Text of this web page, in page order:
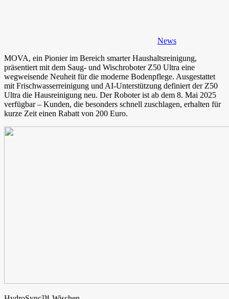
News
MOVA, ein Pionier im Bereich smarter Haushaltsreinigung,
präsentiert mit dem Saug- und Wischroboter Z50 Ultra eine
wegweisende Neuheit für die moderne Bodenpflege. Ausgestattet
mit Frischwasserreinigung und AI-Unterstützung definiert der Z50
Ultra die Hausreinigung neu. Der Roboter ist ab dem 8. Mai 2025
verfügbar – Kunden, die besonders schnell zuschlagen, erhalten für
kurze Zeit einen Rabatt von 200 Euro.